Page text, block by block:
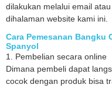
dilakukan melalui email
dihalaman website kami ini.
Cara Pemesanan Bangku
Spanyol
1. Pembelian secara online
Dimana pembeli dapat
cocok dengan produk bisa